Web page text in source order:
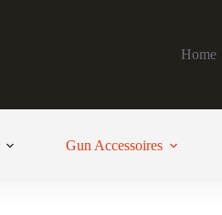
Home
Gun Accessoires